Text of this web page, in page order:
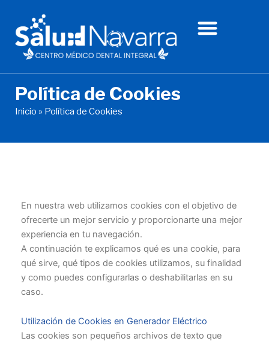
contenido
Política de Cookies
Inicio » Política de Cookies
En nuestra web utilizamos cookies con el objetivo de
ofrecerte un mejor servicio y proporcionarte una mejor
experiencia en tu navegación.
A continuación te explicamos qué es una cookie, para
qué sirve, qué tipos de cookies utilizamos, su finalidad
y como puedes configurarlas o deshabilitarlas en su
caso.
Utilización de Cookies en Generador Eléctrico
Las cookies son pequeños archivos de texto que